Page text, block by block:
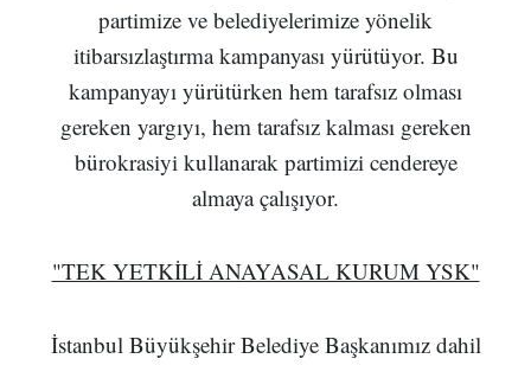
partimize ve belediyelerimize yönelik
itibarsızlaştırma kampanyası yürütüyor. Bu
kampanyayı yürütürken hem tarafsız olması
gereken yargıyı, hem tarafsız kalması gereken
bürokrasiyi kullanarak partimizi cendereye
almaya çalışıyor.
"TEK YETKİLİ ANAYASAL KURUM YSK"
İstanbul Büyükşehir Belediye Başkanımız dahil